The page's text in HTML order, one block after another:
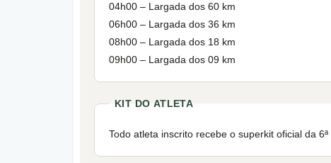
04h00 – Largada dos 60 km
06h00 – Largada dos 36 km
08h00 – Largada dos 18 km
09h00 – Largada dos 09 km
KIT DO ATLETA
Todo atleta inscrito recebe o superkit oficial da